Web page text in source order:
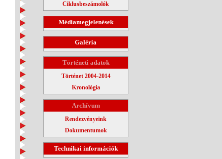
Ciklusbeszámolók
Médiamegjelenések
Galéria
Történeti adatok
Történet 2004-2014
Kronológia
Archívum
Rendezvényeink
Dokumentumok
Technikai információk